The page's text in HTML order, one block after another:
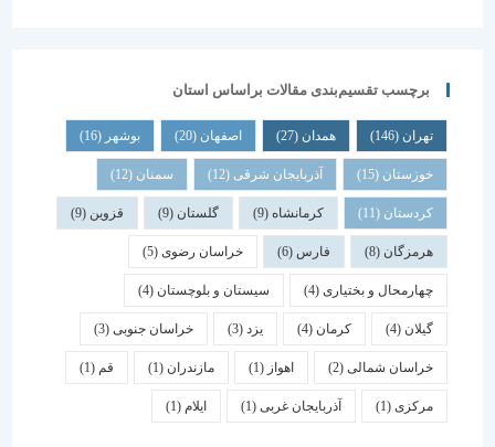
برچسب تقسیم‌بندی مقالات براساس استان
همدان اصفهان (20) بوشهر
خوزستان(15) آذربایجان شرقی(12) سمنان (12)
کردستان(11) کرمانشاه(9) گلستان (9) قزوین
هرمزگان(8) فارس خراسان رضوی(5)
چهارمحال و بختیاری (4) سیستان و بلوچستان(4)
کرمان یزد خراسان جنوبی(3)
خراسان شمالی(2) اهواز مازندران(1) قم
(1) آذربایجان غربی(1) ایلام